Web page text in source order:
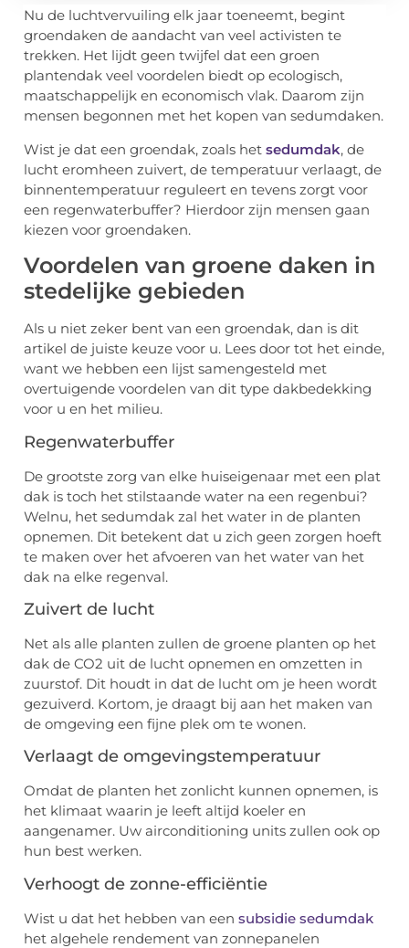
Nu de luchtvervuiling elk jaar toeneemt, begint
groendaken de aandacht van veel activisten te
trekken. Het lijdt geen twijfel dat een groen
plantendak veel voordelen biedt op ecologisch,
maatschappelijk en economisch vlak. Daarom zijn
mensen begonnen met het kopen van sedumdaken.
Wist je dat een groendak, zoals het sedumdak, de
lucht eromheen zuivert, de temperatuur verlaagt, de
binnentemperatuur reguleert en tevens zorgt voor
een regenwaterbuffer? Hierdoor zijn mensen gaan
kiezen voor groendaken.
Voordelen van groene daken in
stedelijke gebieden
Als u niet zeker bent van een groendak, dan is dit
artikel de juiste keuze voor u. Lees door tot het einde,
want we hebben een lijst samengesteld met
overtuigende voordelen van dit type dakbedekking
voor u en het milieu.
Regenwaterbuffer
De grootste zorg van elke huiseigenaar met een plat
dak is toch het stilstaande water na een regenbui?
Welnu, het sedumdak zal het water in de planten
opnemen. Dit betekent dat u zich geen zorgen hoeft
te maken over het afvoeren van het water van het
dak na elke regenval.
Zuivert de lucht
Net als alle planten zullen de groene planten op het
dak de CO2 uit de lucht opnemen en omzetten in
zuurstof. Dit houdt in dat de lucht om je heen wordt
gezuiverd. Kortom, je draagt ​​bij aan het maken van
de omgeving een fijne plek om te wonen.
Verlaagt de omgevingstemperatuur
Omdat de planten het zonlicht kunnen opnemen, is
het klimaat waarin je leeft altijd koeler en
aangenamer. Uw airconditioning units zullen ook op
hun best werken.
Verhoogt de zonne-efficiëntie
Wist u dat het hebben van een subsidie sedumdak
het algehele rendement van zonnepanelen